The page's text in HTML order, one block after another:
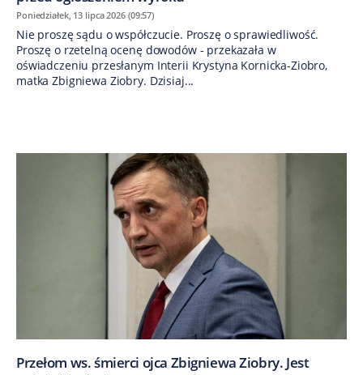
Poniedziałek, 13 lipca 2026 (09:57)
Nie proszę sądu o współczucie. Proszę o sprawiedliwość.
Proszę o rzetelną ocenę dowodów - przekazała w
oświadczeniu przesłanym Interii Krystyna Kornicka-Ziobro,
matka Zbigniewa Ziobry. Dzisiaj...
Przełom ws. śmierci ojca Zbigniewa Ziobry. Jest